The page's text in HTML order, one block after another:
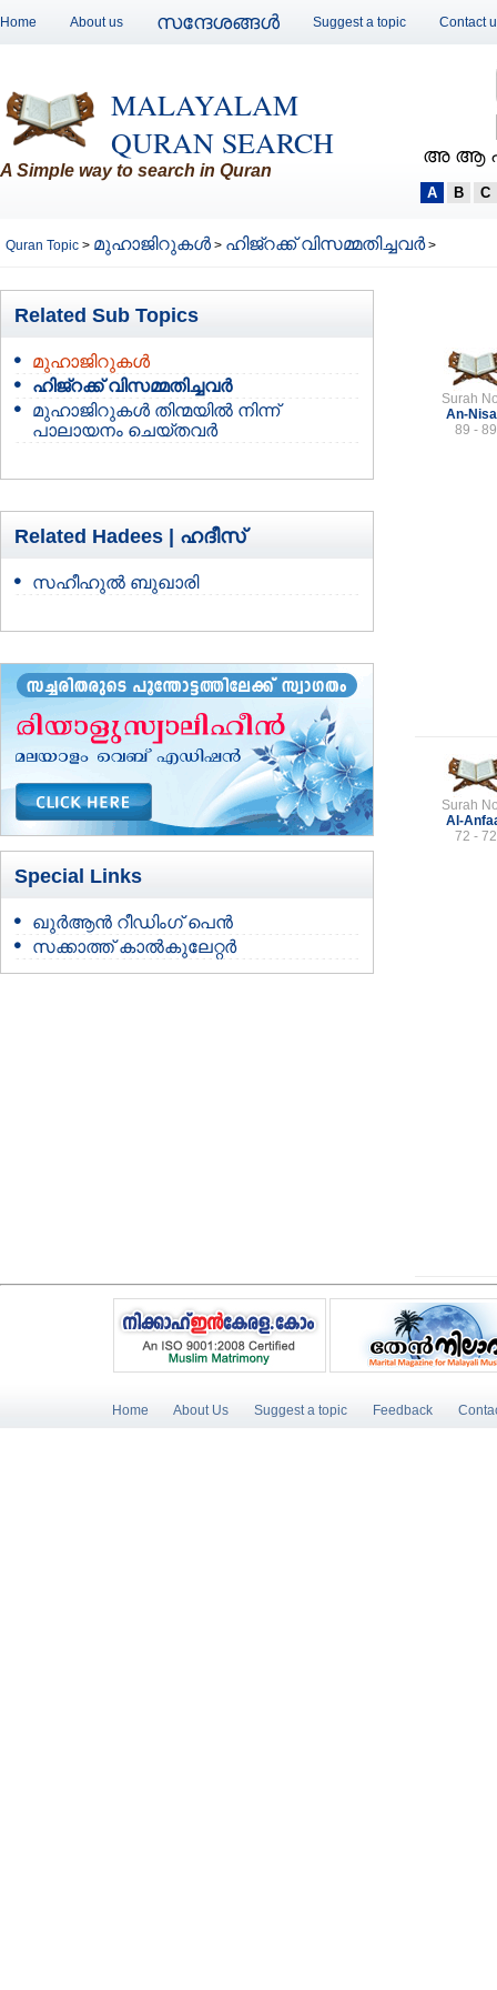
Home About us സന്ദേശങ്ങള്‍ Suggest a topic Contact
MALAYALAM
QURAN SEARCH
A Simple way to search in Quran
അ ആ
A B C
Quran Topic > മുഹാജിറുകള്‍ > ഹിജ്റക്ക് വിസമ്മതിച്ചവര്‍ >
Related Sub Topics
മുഹാജിറുകള്‍
ഹിജ്റക്ക് വിസമ്മതിച്ചവര്‍
മുഹാജിറുകള്‍ തിന്മയില്‍ നിന്ന്‍
പാലായനം ചെയ്തവര്‍
Related Hadees | ഹദീസ്
സഹീഹുല്‍ ബുഖാരി
Special Links
ഖുർആൻ റീഡിംഗ് പെൻ
സക്കാത്ത് കാൽകുലേറ്റർ
Surah
An-
89 - 89
Surah
Al-
72 - 72
Home About Us Suggest a topic Feedback